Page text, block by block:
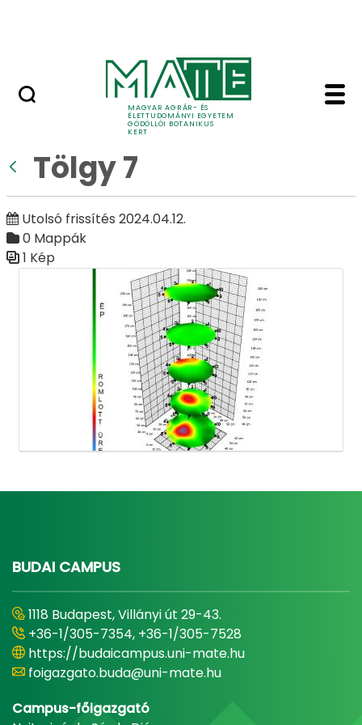
MAGYAR AGRÁR- ÉS
ÉLETTUDOMÁNYI EGYETEM
GÖDÖLLŐI BOTANIKUS
KERT
Tölgy 7 - Galéria -
Galéria
Tölgy 7
Utolsó frissítés 2024.04.12.
0 Mappák
1 Kép
BUDAI CAMPUS
1118 Budapest, Villányi út 29-43.
+36-1/305-7354, +36-1/305-7528
https://budaicampus.uni-mate.hu
foigazgato.buda@uni-mate.hu
Campus-főigazgató